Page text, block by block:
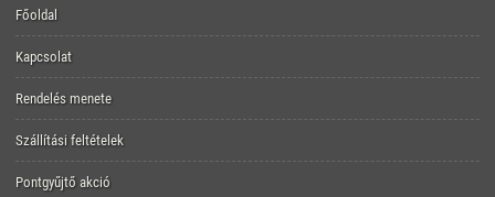
Főoldal
Kapcsolat
Rendelés menete
Szállítási feltételek
Pontgyűjtő akció